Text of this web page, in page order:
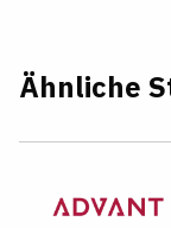
Ähnliche